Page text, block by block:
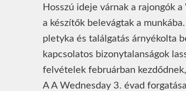
Hosszú ideje várnak a rajongók
a készítők belevágtak a
pletyka és találgatás árnyékolta
kapcsolatos bizonytalanságok
felvételek februárban kezdődnek,
A A Wednesday 3. évad